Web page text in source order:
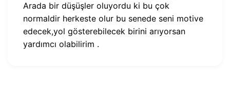
Arada bir düşüşler oluyordu ki bu çok
normaldir herkeste olur bu senede seni motive
edecek,yol gösterebilecek birini arıyorsan
yardımcı olabilirim .